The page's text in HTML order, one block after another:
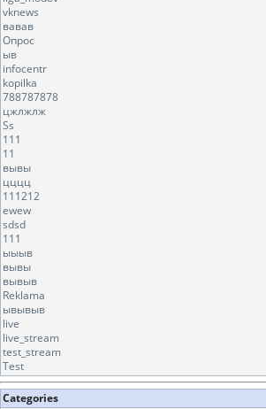
vknews
вавав
Опрос
ыв
infocentr
kopilka
788787878
цжлжлж
Ss
111
11
вывы
цццц
111212
ewew
sdsd
111
ыыыв
вывы
вывыв
Reklama
ывывыв
live
live_stream
test_stream
Test
Categories